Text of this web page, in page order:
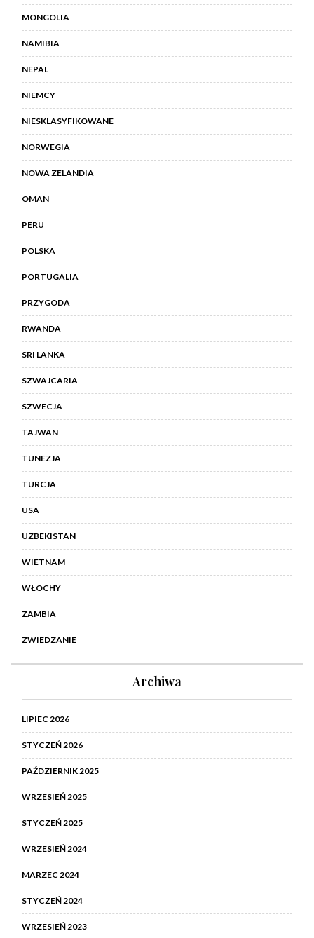
MONGOLIA
NAMIBIA
NEPAL
NIEMCY
NIESKLASYFIKOWANE
NORWEGIA
NOWA ZELANDIA
OMAN
PERU
POLSKA
PORTUGALIA
PRZYGODA
RWANDA
SRI LANKA
SZWAJCARIA
SZWECJA
TAJWAN
TUNEZJA
TURCJA
USA
UZBEKISTAN
WIETNAM
WŁOCHY
ZAMBIA
ZWIEDZANIE
Archiwa
LIPIEC 2026
STYCZEŃ 2026
PAŹDZIERNIK 2025
WRZESIEŃ 2025
STYCZEŃ 2025
WRZESIEŃ 2024
MARZEC 2024
STYCZEŃ 2024
WRZESIEŃ 2023